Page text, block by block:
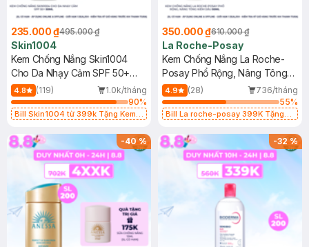
235.000 ₫495.000 ₫
Skin1004
Kem Chống Nắng Skin1004
Cho Da Nhạy Cảm SPF 50+
50ml
4.8 (119)
1.0k/tháng
90%
Bill Skin1004 từ 399k Tặng Kem
SPF 50+ 20ml (SL Có Hạn)
350.000 ₫610.000 ₫
La Roche-Posay
Kem Chống Nắng La Roche-
Posay Phổ Rộng, Nâng Tông
Kiềm Dầu 50ml
4.9 (28)
736/tháng
55%
Bill La roche-posay 399K Tặng
(SL có hạn)
-40% -32%